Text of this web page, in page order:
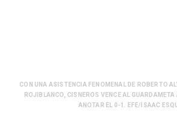
CON UNA ASISTENCIA FENOMENAL DE ROBERTO
ROJIBLANCO, CISNEROS VENCE AL GUARDAMETA
ANOTAR EL 0-1. EFE/ISAAC